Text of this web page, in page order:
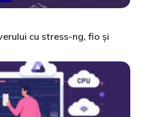
cu stress-ng, fio și